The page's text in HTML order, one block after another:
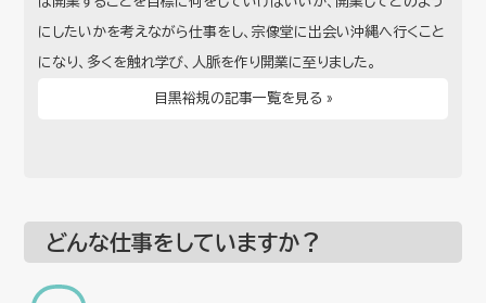
にしたいかを考えながら仕事をし、宗像堂に出会い沖縄へ行くこと
になり、多くを触れ学び、人脈を作り開業に至りました。
目黒裕規の記事一覧を見る »
どんな仕事をしていますか？